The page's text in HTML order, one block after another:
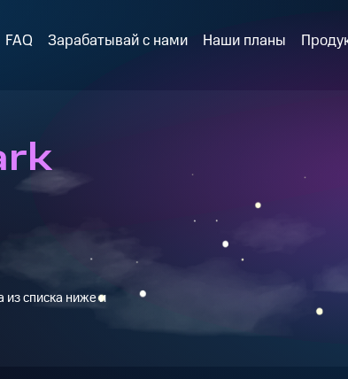
FAQ Зарабатывай с нами Наши планы
списка ниже и